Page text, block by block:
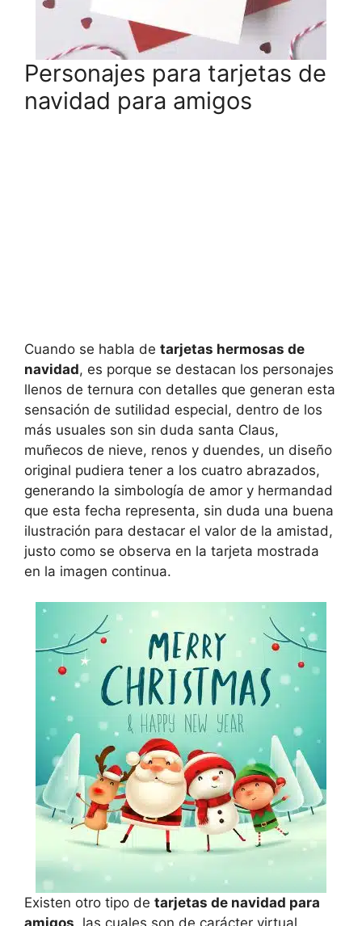
Personajes para tarjetas de
navidad para amigos
Cuando se habla de tarjetas hermosas de
navidad, es porque se destacan los personajes
llenos de ternura con detalles que generan esta
sensación de sutilidad especial, dentro de los
más usuales son sin duda santa Claus,
muñecos de nieve, renos y duendes, un diseño
original pudiera tener a los cuatro abrazados,
generando la simbología de amor y hermandad
que esta fecha representa, sin duda una buena
ilustración para destacar el valor de la amistad,
justo como se observa en la tarjeta mostrada
en la imagen continua.
Existen otro tipo de tarjetas de navidad para